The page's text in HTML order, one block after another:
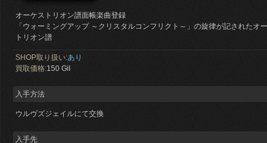
オーケストリオン譜面帳楽曲登録
「ウォーミングアップ ～クリスタルコンフリクト～」の旋律が記されたオ
トリオン譜
SHOP取り扱い:あり
買取価格:150 Gil
入手方法
ウルヴズジェイルにて交換
入手先